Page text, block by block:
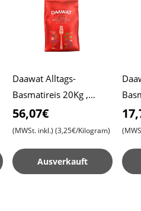
Daawat Alltags-
Basmatireis 20Kg ,
Daawat Normaler Reis
56,07€
(MWSt. inkl.) (3,25€/Kilogram)
Ausverkauft